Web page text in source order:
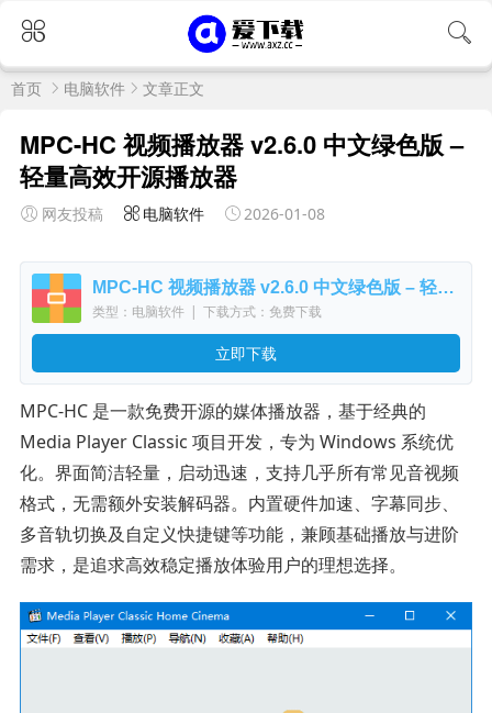
首页 电脑软件 文章正文
MPC-HC 视频播放器 v2.6.0 中文绿色版 –
轻量高效开源播放器
网友投稿 电脑软件 2026-01-08
MPC-HC 视频播放器 v2.6.0 中文绿色版 – 轻量高效开源播放器
类型：电脑软件 | 下载方式：免费下载
立即下载
MPC-HC 是一款免费开源的媒体播放器，基于经典的
Media Player Classic 项目开发，专为 Windows 系统优
化。界面简洁轻量，启动迅速，支持几乎所有常见音视频
格式，无需额外安装解码器。内置硬件加速、字幕同步、
多音轨切换及自定义快捷键等功能，兼顾基础播放与进阶
需求，是追求高效稳定播放体验用户的理想选择。